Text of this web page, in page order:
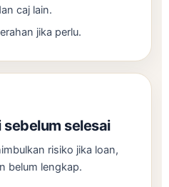
caj lain.
jika perlu.
selesai
risiko jika loan,
belum lengkap.